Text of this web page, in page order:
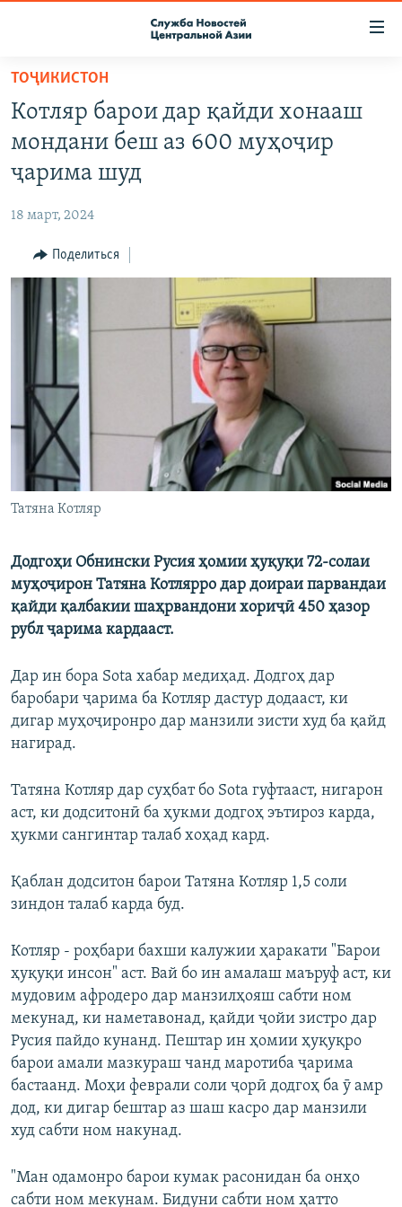
Вернуться
основному
содержанию
главной
навигации
Вернутся
поиску
ПОДПИСКА
НАСТОЯЩЕЕ ВРЕМЯ
МИГРАНТ МЕДИА
ТОҶИКИСТОН
Котляр барои дар қайди хонааш
мондани беш аз 600 муҳоҷир
ҷарима шуд
18 март, 2024
Поделиться
Татяна Котляр
Додгоҳи Обнински Русия ҳомии ҳуқуқи 72-солаи
муҳоҷирон Татяна Котлярро дар доираи парвандаи
қайди қалбакии шаҳрвандони хориҷӣ 450 ҳазор
рубл ҷарима кардааст.
Дар ин бора Sota хабар медиҳад. Додгоҳ дар
баробари ҷарима ба Котляр дастур додааст, ки
дигар муҳоҷиронро дар манзили зисти худ ба қайд
нагирад.
Татяна Котляр дар суҳбат бо Sota гуфтааст, нигарон
аст, ки додситонӣ ба ҳукми додгоҳ эътироз карда,
ҳукми сангинтар талаб хоҳад кард.
Қаблан додситон барои Татяна Котляр 1,5 соли
зиндон талаб карда буд.
Котляр - роҳбари бахши калужии ҳаракати "Барои
ҳуқуқи инсон" аст. Вай бо ин амалаш маъруф аст, ки
мудовим афродеро дар манзилҳояш сабти ном
мекунад, ки наметавонад, қайди ҷойи зистро дар
Русия пайдо кунанд. Пештар ин ҳомии ҳуқуқро
барои амали мазкураш чанд маротиба ҷарима
бастаанд. Моҳи феврали соли ҷорӣ додгоҳ ба ӯ амр
дод, ки дигар бештар аз шаш касро дар манзили
худ сабти ном накунад.
"Ман одамонро барои кумак расонидан ба онҳо
сабти ном мекунам. Бидуни сабти ном ҳатто